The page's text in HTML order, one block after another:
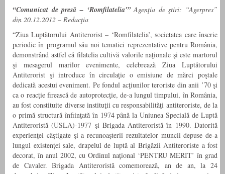
“Comunicat de presă – ‘Romfilatelia'”Agenţia de ştiri: “Agerpres”
din 20.12.2012 – Redacţia
“Ziua Luptătorului Antiterorist – ‘Romfilatelia’, societatea care înscrie
periodic în programul său noi tematici reprezentative pentru România,
demonstrând astfel că filatelia cultivă valorile naţionale şi este martorul
şi mesagerul marilor evenimente, celebrează Ziua Luptătorului
Antiterorist şi introduce în circulaţie o emisiune de mărci poştale
dedicată acestui eveniment. Pe fondul acţiunilor teroriste din anii ’70 şi
ca o reacţie firească de autoprotecţie, de-a lungul timpului, în România,
au fost constituite diverse instituţii cu responsabilităţi antiteroriste, de la
o primă structură înfiinţată în 1974 până la Uniunea Specială de Luptă
Antiteroristă (USLA)-1977 şi Brigada Antiteroristă în 1990. Datorită
experienţei câştigate şi a recunoaşterii rezultatelor muncii depuse de-a
lungul existenţei sale, drapelul de luptă al Brigăzii Antiteroriste a fost
decorat, în anul 2002, cu Ordinul naţional ‘PENTRU MERIT’ în grad
de Cavaler. Brigada Antiteroristă comemorează, an de an, la 24